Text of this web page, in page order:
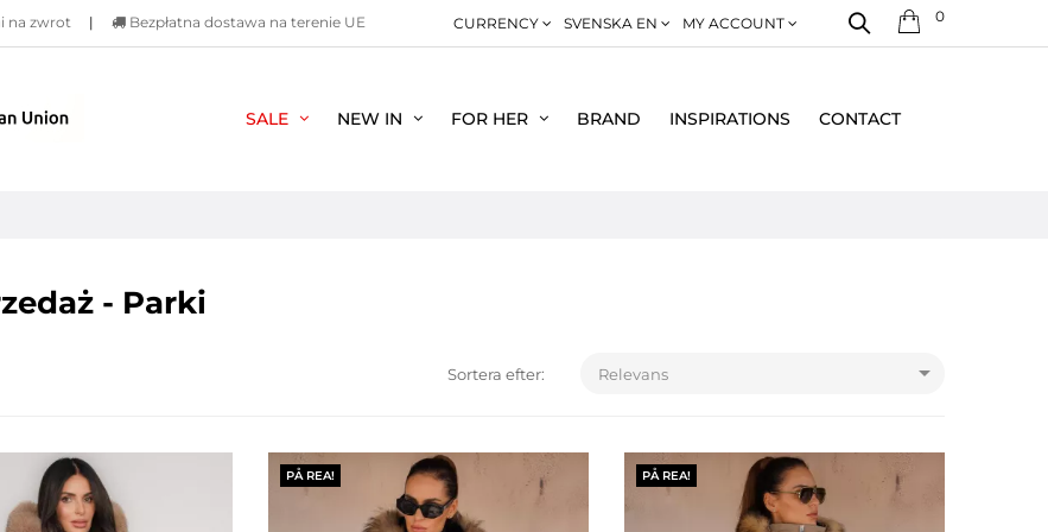
na zwrot | Bezpłatna dostawa na terenie UE CURRENCY SVENSKA EN MY ACCOUNT 0
SALE NEW IN FOR HER BRAND INSPIRATIONS CONTACT
- Parki
Sortera efter: Relevans 
PÅ REA! PÅ REA!